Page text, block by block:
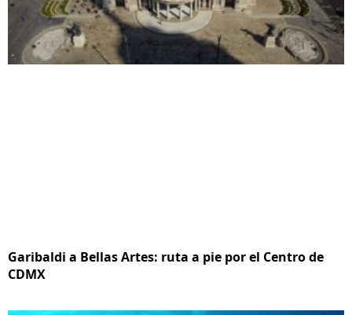
Garibaldi a Bellas Artes: ruta a pie por el Centro de
CDMX